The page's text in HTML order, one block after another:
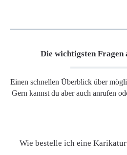
Die wichtigsten Fragen
Einen schnellen Überblick über
Gern kannst du aber auch anrufen
Wie bestelle ich eine